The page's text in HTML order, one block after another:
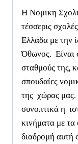
Η Νομικη
τέσσερις
Ελλάδα με την
Όθωνος. Είναι
σταθμούς της,
σπουδαίες
της χώρας μας.
συνοπτικά η
κινήματα με
διαδρομή αυτή